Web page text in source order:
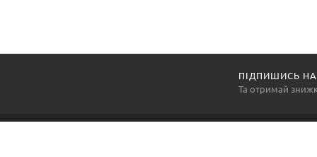
ПІДПИШИСЬ
Та отримай